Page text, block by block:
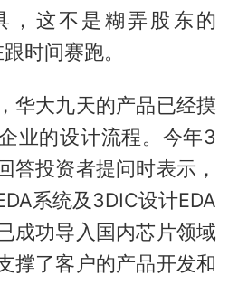
，这不是糊弄股东的
时间赛跑。
华大九天的产品已经摸
业的设计流程。今年3
答投资者提问时表示，
系统及3DIC设计EDA
成功导入国内芯片领域
撑了客户的产品开发和